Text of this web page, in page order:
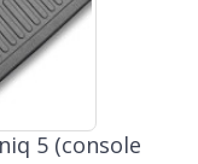
5 (console